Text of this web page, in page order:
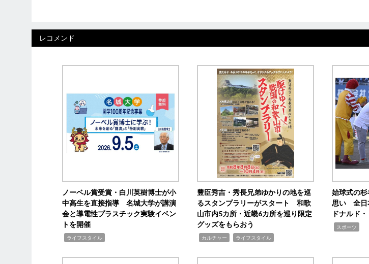
レコメンド
ノーベル賞受賞・白川英樹博士が小
中高生を直接指導 名城大学が講演
会と導電性プラスチック実験イベン
トを開催
ライフスタイル
豊臣秀吉・秀長兄弟ゆかりの地を巡
るスタンプラリーがスタート 和歌
山市内5カ所・近畿6カ所を巡り限定
グッズをもらおう
カルチャー ライフスタイル
始球式の
思い 全日
ドナルド
スポーツ